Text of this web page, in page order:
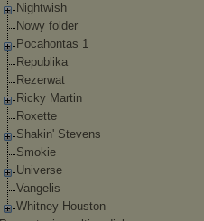
Nightwish
Nowy folder
Pocahontas 1
Republika
Rezerwat
Ricky Martin
Roxette
Shakin' Stevens
Smokie
Universe
Vangelis
Whitney Houston